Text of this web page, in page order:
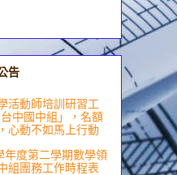
告
活動師培訓研習工
中國中組」，名額
心動不如馬上行動
年度第二學期數學領
組團務工作時程表